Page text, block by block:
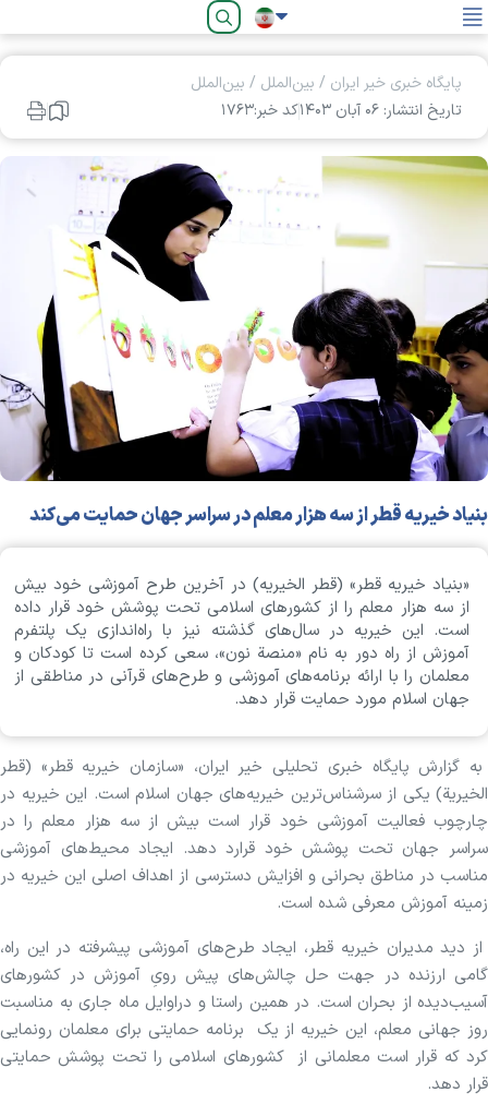
فارسی
پایگاه خبری خیر ایران / بین‌الملل / بین‌الملل
تاریخ انتشار: ۰۶ آبان ۱۴۰۳
کد خبر:۱۷۶۳
بنیاد خیریه قطر از سه هزار معلم در سراسر جهان حمایت می‌کند
«بنیاد خیریه قطر» (قطر الخیریه) در آخرین طرح آموزشی خود بیش
از سه هزار معلم را از کشورهای اسلامی تحت پوشش خود قرار داده
است. این خیریه در سال‌های گذشته نیز با راه‌اندازی یک پلتفرم
آموزش از راه دور به نام «منصة نون»، سعی کرده است تا کودکان و
معلمان را با ارائه برنامه‌های آموزشی و طرح‌های قرآنی در مناطقی از
جهان اسلام مورد حمایت قرار دهد.
به گزارش پایگاه خبری تحلیلی خیر ایران، «سازمان خیریه قطر» (قطر
الخيرية) یکی از سرشناس‌ترین خیریه‌های جهان اسلام است. این خیریه در
چارچوب فعالیت آموزشی خود قرار است بیش از سه هزار معلم را در
سراسر جهان تحت پوشش خود قرارد دهد. ایجاد محیط‌های آموزشی
مناسب در مناطق بحرانی و افزایش دسترسی از اهداف اصلی این خیریه در
زمینه آموزش معرفی شده است.
از دید مدیران خیریه قطر، ایجاد طرح‌های آموزشی پیشرفته در این راه،
گامی ارزنده در جهت حل چالش‌های پیش رویِ آموزش در کشورهای
آسیب‌دیده از بحران است. در همین راستا و دراوایل ماه جاری به مناسبت
روز جهانی معلم، این خیریه از یک برنامه حمایتی برای معلمان رونمایی
کرد که قرار است معلمانی از کشورهای اسلامی را تحت پوشش حمایتی
قرار دهد.